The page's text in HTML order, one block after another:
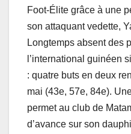
Foot-Élite grâce à une
son attaquant vedette,
Longtemps absent des
l’international guinéen
: quatre buts en deux
mai (43e, 57e, 84e).
permet au club de
d’avance sur son